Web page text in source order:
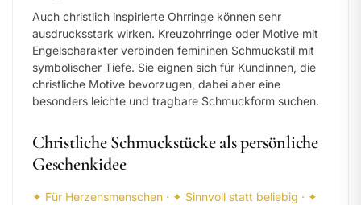
Auch christlich inspirierte Ohrringe können sehr
ausdrucksstark wirken. Kreuzohrringe oder Motive mit
Engelscharakter verbinden femininen Schmuckstil mit
symbolischer Tiefe. Sie eignen sich für Kundinnen, die
christliche Motive bevorzugen, dabei aber eine
besonders leichte und tragbare Schmuckform suchen.
Christliche Schmuckstücke als persönliche
Geschenkidee
✦ Für Herzensmenschen · ✦ Sinnvoll statt beliebig · ✦